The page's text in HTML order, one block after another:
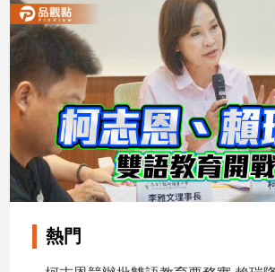
旅
遊/
星
命
費
健
熱門